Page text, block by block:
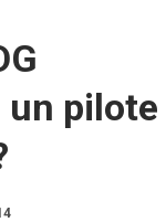
un pilote